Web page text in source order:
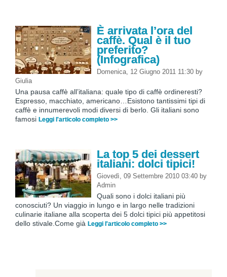
È arrivata l’ora del
caffè. Qual è il tuo
preferito?
(Infografica)
Domenica, 12 Giugno 2011 11:30 by
Giulia
Una pausa caffè all’italiana: quale tipo di caffè ordineresti?
Espresso, macchiato, americano…Esistono tantissimi tipi di
caffè e innumerevoli modi diversi di berlo. Gli italiani sono
famosi Leggi l'articolo completo >>
La top 5 dei dessert
italiani: dolci tipici!
Giovedì, 09 Settembre 2010 03:40 by
Admin
Quali sono i dolci italiani più
conosciuti? Un viaggio in lungo e in largo nelle tradizioni
culinarie italiane alla scoperta dei 5 dolci tipici più appetitosi
dello stivale.Come già Leggi l'articolo completo >>